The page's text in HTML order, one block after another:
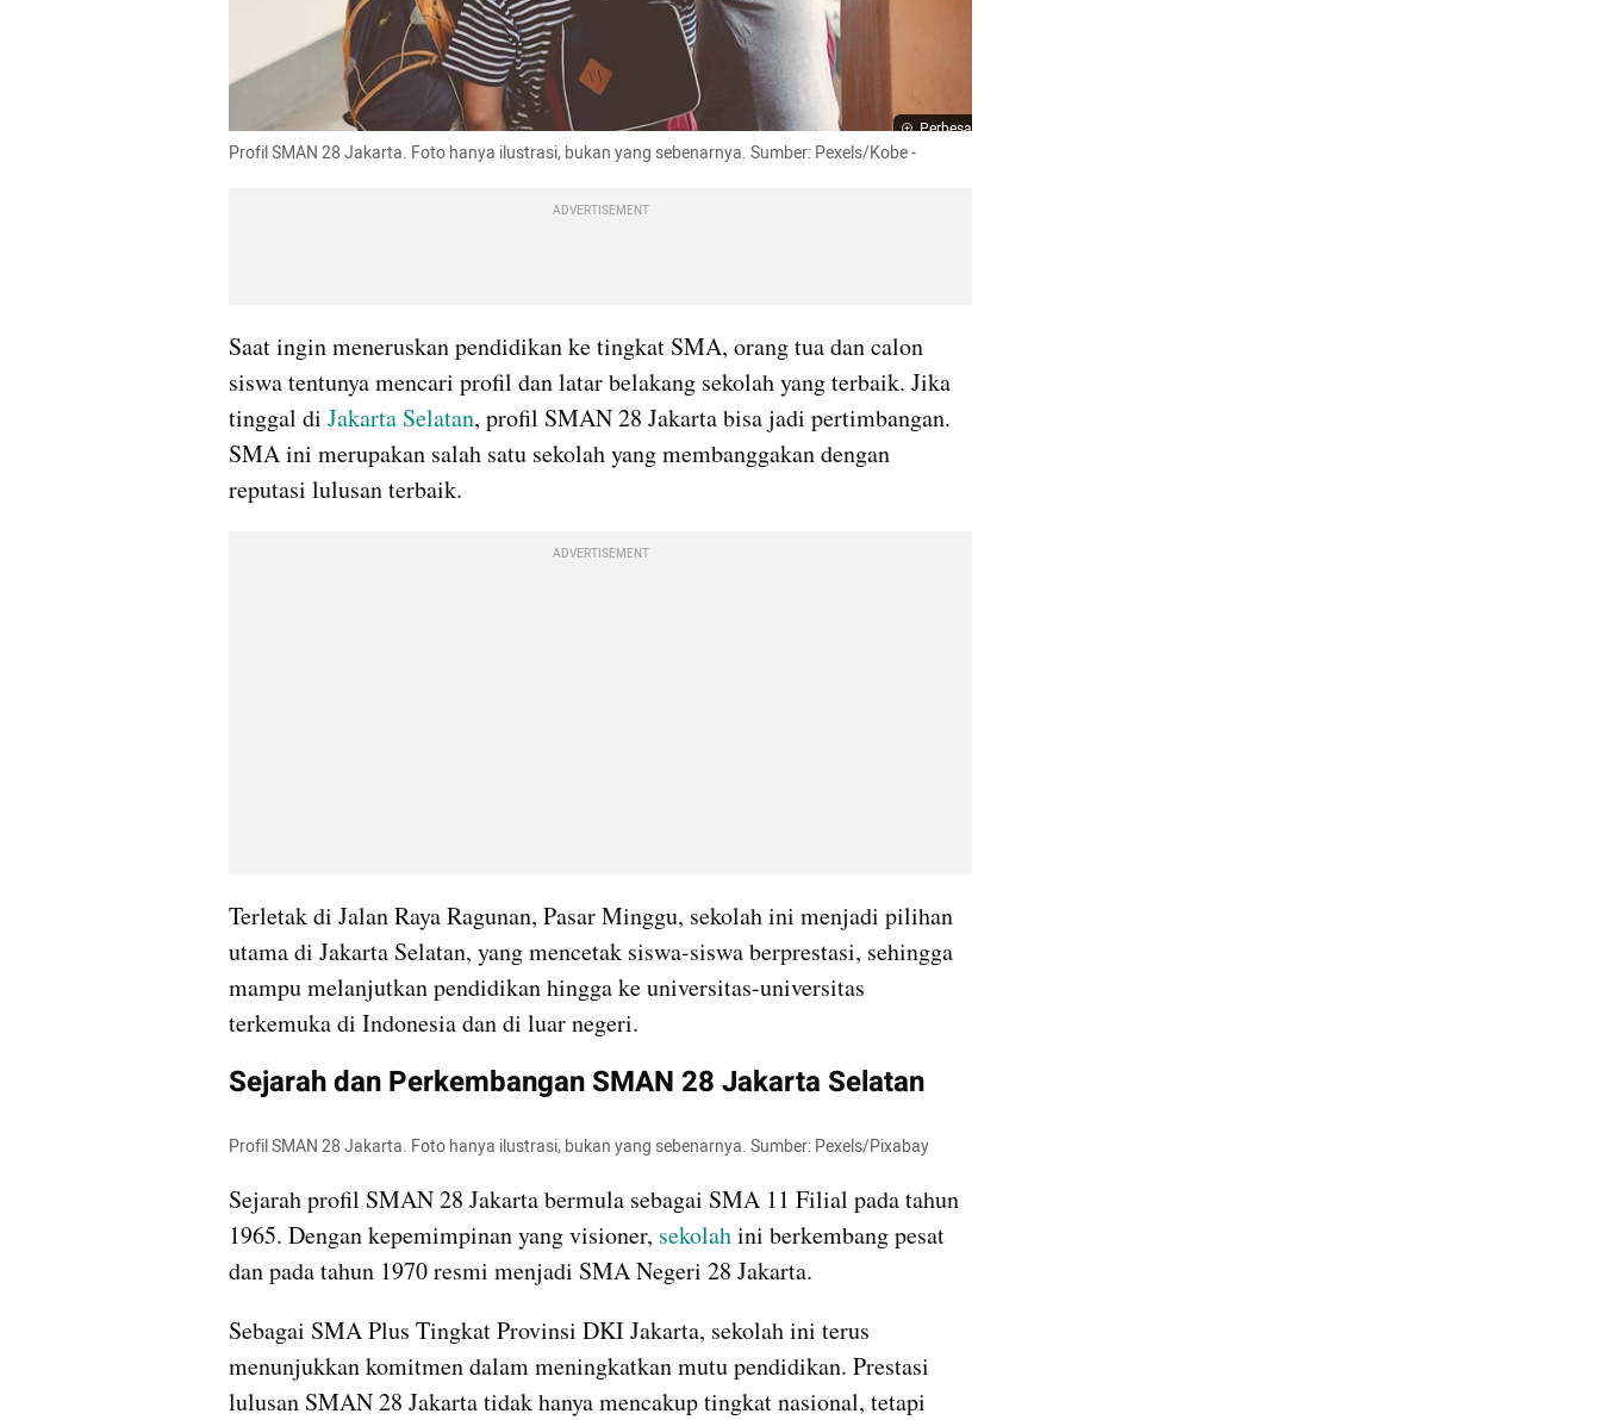
Perbesar
Profil SMAN 28 Jakarta. Foto hanya ilustrasi, bukan yang sebenarnya. Sumber: Pexels/Kobe -
ADVERTISEMENT
Saat ingin meneruskan pendidikan ke tingkat SMA, orang tua dan calon
siswa tentunya mencari profil dan latar belakang sekolah yang terbaik. Jika
tinggal di Jakarta Selatan, profil SMAN 28 Jakarta bisa jadi pertimbangan.
SMA ini merupakan salah satu sekolah yang membanggakan dengan
reputasi lulusan terbaik.
ADVERTISEMENT
Terletak di Jalan Raya Ragunan, Pasar Minggu, sekolah ini menjadi pilihan
utama di Jakarta Selatan, yang mencetak siswa-siswa berprestasi, sehingga
mampu melanjutkan pendidikan hingga ke universitas-universitas
terkemuka di Indonesia dan di luar negeri.
Sejarah dan Perkembangan SMAN 28 Jakarta Selatan
Profil SMAN 28 Jakarta. Foto hanya ilustrasi, bukan yang sebenarnya. Sumber: Pexels/Pixabay
Sejarah profil SMAN 28 Jakarta bermula sebagai SMA 11 Filial pada tahun
1965. Dengan kepemimpinan yang visioner, sekolah ini berkembang pesat
dan pada tahun 1970 resmi menjadi SMA Negeri 28 Jakarta.
Sebagai SMA Plus Tingkat Provinsi DKI Jakarta, sekolah ini terus
menunjukkan komitmen dalam meningkatkan mutu pendidikan. Prestasi
lulusan SMAN 28 Jakarta tidak hanya mencakup tingkat nasional, tetapi